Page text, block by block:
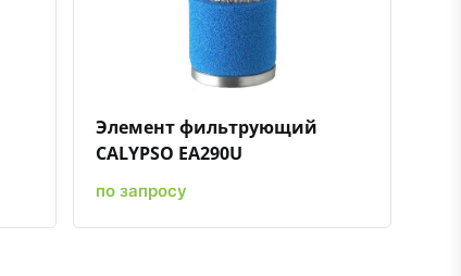
Элемент фильтрующий
CALYPSO EA290U
по запросу